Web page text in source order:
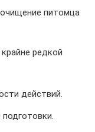
питомца
редкой
действий.